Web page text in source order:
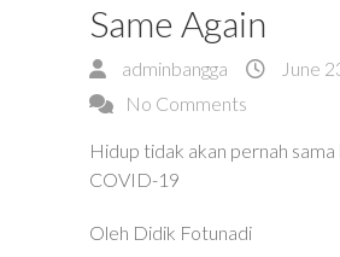
Same Again
adminbangga
June
No Comments
Hidup tidak akan pernah sama
COVID-19
Oleh Didik Fotunadi